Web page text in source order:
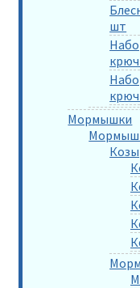
шт
Мормышки
Козы